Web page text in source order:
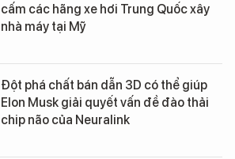
cấm các hãng xe hơi Trung Quốc xây
nhà máy tại Mỹ
Đột phá chất bán dẫn 3D có thể giúp
Elon Musk giải quyết vấn đề đào thải
chip não của Neuralink